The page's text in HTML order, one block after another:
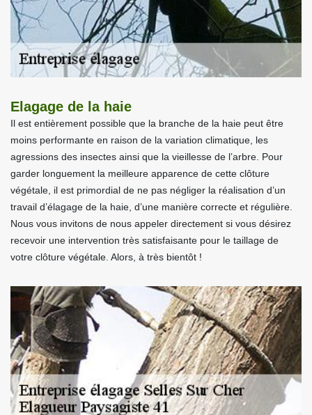
Elagage de la haie
Il est entièrement possible que la branche de la haie peut être
moins performante en raison de la variation climatique, les
agressions des insectes ainsi que la vieillesse de l’arbre. Pour
garder longuement la meilleure apparence de cette clôture
végétale, il est primordial de ne pas négliger la réalisation d’un
travail d’élagage de la haie, d’une manière correcte et régulière.
Nous vous invitons de nous appeler directement si vous désirez
recevoir une intervention très satisfaisante pour le taillage de
votre clôture végétale. Alors, à très bientôt !